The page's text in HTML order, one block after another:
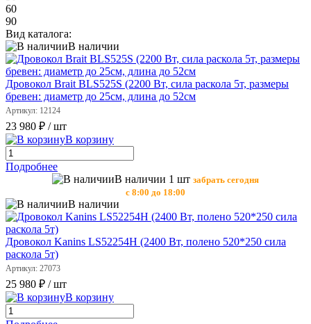
60
90
Вид каталога:
В наличии
Дровокол Brait BLS525S (2200 Вт, сила раскола 5т, размеры
бревен: диаметр до 25см, длина до 52см
Артикул: 12124
23 980 ₽ / шт
В корзину
Подробнее
В наличии 1 шт забрать сегодня
с 8:00 до 18:00
В наличии
Дровокол Kanins LS52254H (2400 Вт, полено 520*250 сила
раскола 5т)
Артикул: 27073
25 980 ₽ / шт
В корзину